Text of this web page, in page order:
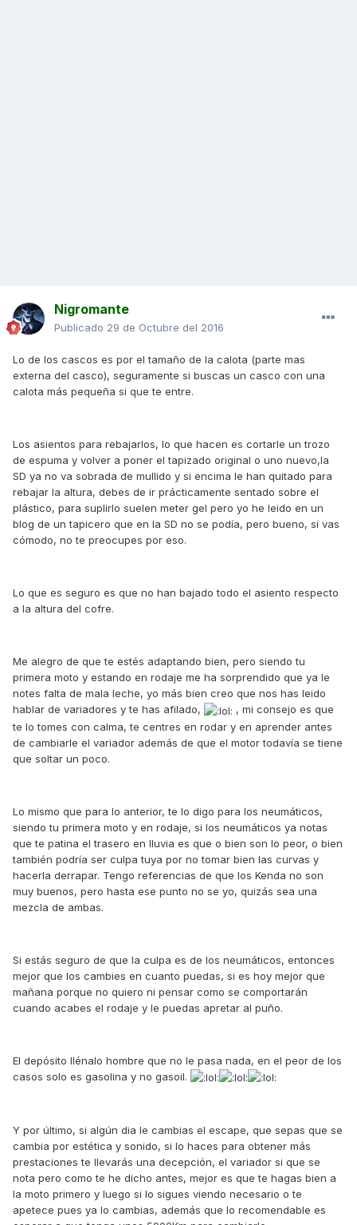
Nigromante
Publicado 29 de Octubre del 2016
Lo de los cascos es por el tamaño de la calota (parte mas
externa del casco), seguramente si buscas un casco con una
calota más pequeña si que te entre.
Los asientos para rebajarlos, lo que hacen es cortarle un trozo
de espuma y volver a poner el tapizado original o uno nuevo,la
SD ya no va sobrada de mullido y si encima le han quitado para
rebajar la altura, debes de ir prácticamente sentado sobre el
plástico, para suplirlo suelen meter gel pero yo he leido en un
blog de un tapicero que en la SD no se podía, pero bueno, si vas
cómodo, no te preocupes por eso.
Lo que es seguro es que no han bajado todo el asiento respecto
a la altura del cofre.
Me alegro de que te estés adaptando bien, pero siendo tu
primera moto y estando en rodaje me ha sorprendido que ya le
notes falta de mala leche, yo más bien creo que nos has leido
hablar de variadores y te has afilado,
, mi consejo es que
te lo tomes con calma, te centres en rodar y en aprender antes
de cambiarle el variador además de que el motor todavía se tiene
que soltar un poco.
Lo mismo que para lo anterior, te lo digo para los neumáticos,
siendo tu primera moto y en rodaje, si los neumáticos ya notas
que te patina el trasero en lluvia es que o bien son lo peor, o bien
también podría ser culpa tuya por no tomar bien las curvas y
hacerla derrapar. Tengo referencias de que los Kenda no son
muy buenos, pero hasta ese punto no se yo, quizás sea una
mezcla de ambas.
Si estás seguro de que la culpa es de los neumáticos, entonces
mejor que los cambies en cuanto puedas, si es hoy mejor que
mañana porque no quiero ni pensar como se comportarán
cuando acabes el rodaje y le puedas apretar al puño.
El depósito llénalo hombre que no le pasa nada, en el peor de los
casos solo es gasolina y no gasoil.
Y por último, si algún dia le cambias el escape, que sepas que se
cambia por estética y sonido, si lo haces para obtener más
prestaciones te llevarás una decepción, el variador si que se
nota pero como te he dicho antes, mejor es que te hagas bien a
la moto primero y luego si lo sigues viendo necesario o te
apetece pues ya lo cambias, además que lo recomendable es